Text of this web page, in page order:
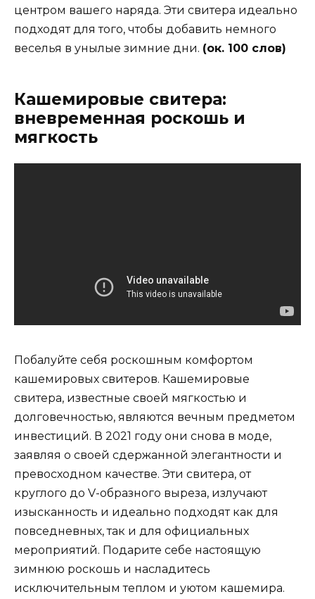
центром вашего наряда. Эти свитера идеально
подходят для того, чтобы добавить немного
веселья в унылые зимние дни. (ок. 100 слов)
Кашемировые свитера:
вневременная роскошь и
мягкость
Побалуйте себя роскошным комфортом
кашемировых свитеров. Кашемировые
свитера, известные своей мягкостью и
долговечностью, являются вечным предметом
инвестиций. В 2021 году они снова в моде,
заявляя о своей сдержанной элегантности и
превосходном качестве. Эти свитера, от
круглого до V-образного выреза, излучают
изысканность и идеально подходят как для
повседневных, так и для официальных
мероприятий. Подарите себе настоящую
зимнюю роскошь и насладитесь
исключительным теплом и уютом кашемира.